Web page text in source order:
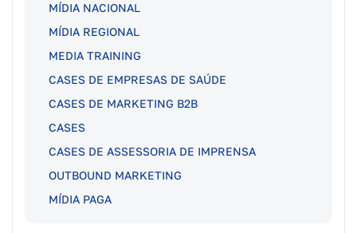
MÍDIA NACIONAL
MÍDIA REGIONAL
MEDIA TRAINING
CASES DE EMPRESAS DE SAÚDE
CASES DE MARKETING B2B
CASES
CASES DE ASSESSORIA DE IMPRENSA
OUTBOUND MARKETING
MÍDIA PAGA